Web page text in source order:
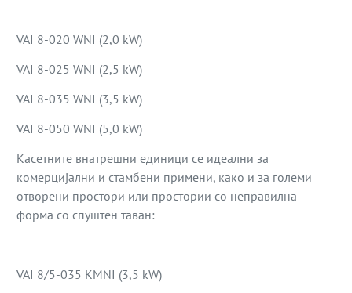
VAI 8-020 WNI (2,0 kW)
VAI 8-025 WNI (2,5 kW)
VAI 8-035 WNI (3,5 kW)
VAI 8-050 WNI (5,0 kW)
Касетните внатрешни единици се идеални за
комерцијални и стамбени примени, како и за големи
отворени простори или простории со неправилна
форма со спуштен таван:
VAI 8/5-035 KMNI (3,5 kW)